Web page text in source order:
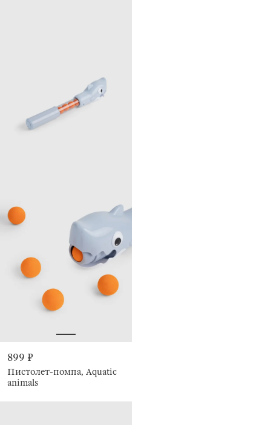
899 ₽
Пистолет-помпа, Aquatic
animals